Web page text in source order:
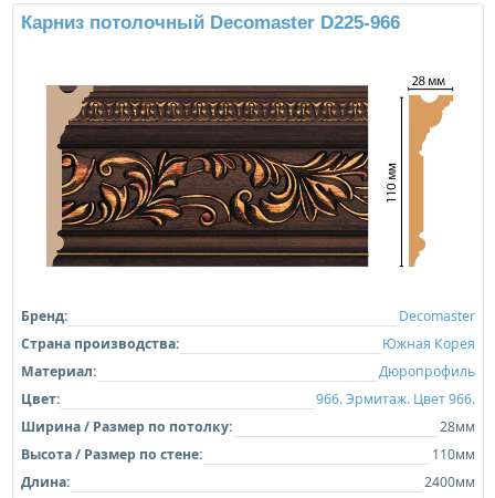
Карниз потолочный Decomaster D225-966
Бренд:
Decomaster
Страна производства:
Южная Корея
Материал:
Дюропрофиль
Цвет:
966. Эрмитаж. Цвет 966.
Ширина / Размер по потолку:
28мм
Высота / Размер по стене:
110мм
Длина:
2400мм